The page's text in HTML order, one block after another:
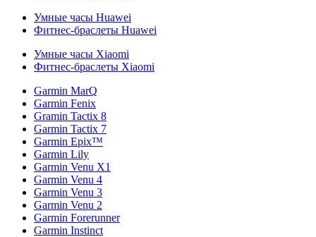
Умные часы Huawei
Фитнес-браслеты Huawei
Умные часы Xiaomi
Фитнес-браслеты Xiaomi
Garmin MarQ
Garmin Fenix
Gramin Tactix 8
Garmin Tactix 7
Garmin Epix™
Garmin Lily
Garmin Venu X1
Garmin Venu 4
Garmin Venu 3
Garmin Venu 2
Garmin Forerunner
Garmin Instinct